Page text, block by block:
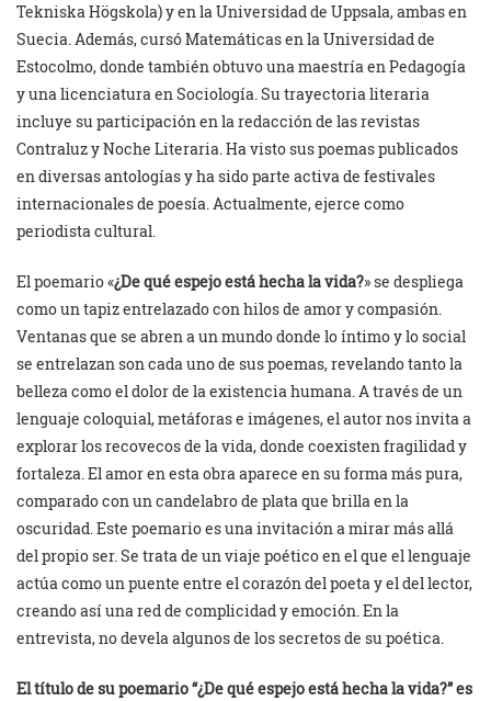
Tekniska Högskola) y en la Universidad de Uppsala, ambas en
Suecia. Además, cursó Matemáticas en la Universidad de
Estocolmo, donde también obtuvo una maestría en Pedagogía
y una licenciatura en Sociología. Su trayectoria literaria
incluye su participación en la redacción de las revistas
Contraluz y Noche Literaria. Ha visto sus poemas publicados
en diversas antologías y ha sido parte activa de festivales
internacionales de poesía. Actualmente, ejerce como
periodista cultural.
El poemario «¿De qué espejo está hecha la vida?» se despliega
como un tapiz entrelazado con hilos de amor y compasión.
Ventanas que se abren a un mundo donde lo íntimo y lo social
se entrelazan son cada uno de sus poemas, revelando tanto la
belleza como el dolor de la existencia humana. A través de un
lenguaje coloquial, metáforas e imágenes, el autor nos invita a
explorar los recovecos de la vida, donde coexisten fragilidad y
fortaleza. El amor en esta obra aparece en su forma más pura,
comparado con un candelabro de plata que brilla en la
oscuridad. Este poemario es una invitación a mirar más allá
del propio ser. Se trata de un viaje poético en el que el lenguaje
actúa como un puente entre el corazón del poeta y el del lector,
creando así una red de complicidad y emoción. En la
entrevista, no devela algunos de los secretos de su poética.
El título de su poemario “¿De qué espejo está hecha la vida?” es